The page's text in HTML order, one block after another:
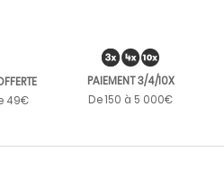
49€
PAIEMENT 3/4/10X
De 150 à 5 000€